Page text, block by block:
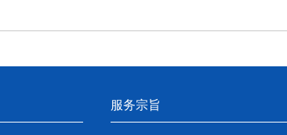
服务宗旨